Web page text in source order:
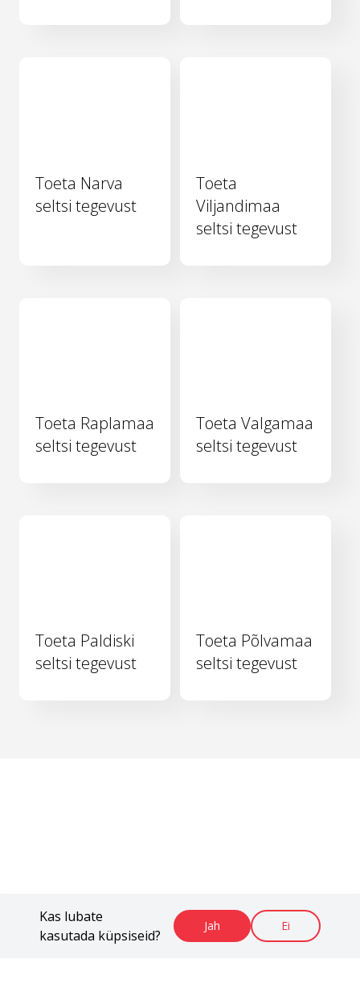
Kas lubate
kasutada küpsiseid?
Jah Ei
Toeta Narva
seltsi tegevust
Toeta
Viljandimaa
seltsi tegevust
Toeta Raplamaa
seltsi tegevust
Toeta Valgamaa
seltsi tegevust
Toeta Paldiski
seltsi tegevust
Toeta Põlvamaa
seltsi tegevust